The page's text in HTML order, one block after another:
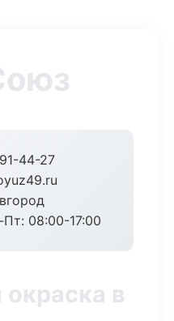
44-27
08:00-17:00
в